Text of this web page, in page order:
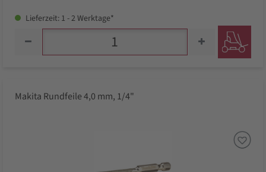
Lieferzeit: 1 - 2 Werktage*
Makita Rundfeile 4,0 mm, 1/4"